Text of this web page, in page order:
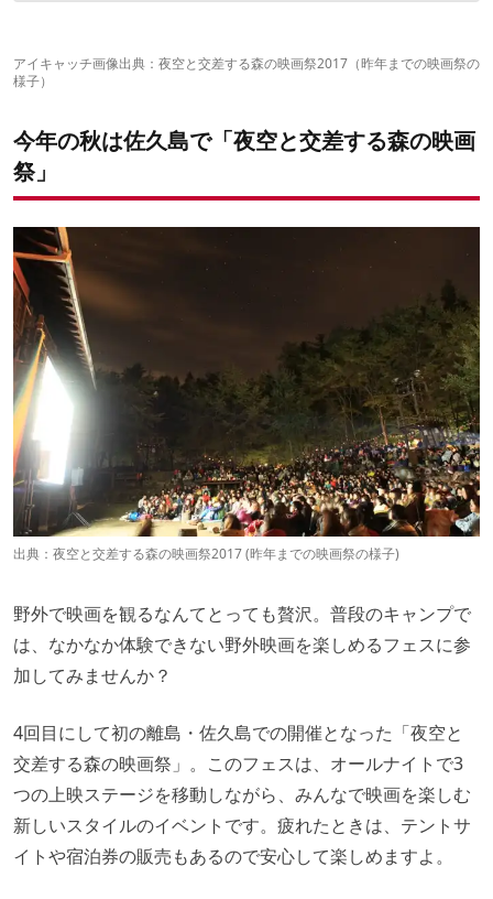
アイキャッチ画像出典： 夜空と交差する森の映画祭2017 （昨年までの映画祭の
様子）
今年の秋は佐久島で「夜空と交差する森の映画
祭」
出典： 夜空と交差する森の映画祭2017(昨年までの映画祭の様子)
野外で映画を観るなんてとっても贅沢。普段のキャンプで
は、なかなか体験できない野外映画を楽しめるフェスに参
加してみませんか？
4回目にして初の離島・佐久島での開催となった「夜空と
交差する森の映画祭」。このフェスは、オールナイトで3
つの上映ステージを移動しながら、みんなで映画を楽しむ
新しいスタイルのイベントです。疲れたときは、テントサ
イトや宿泊券の販売もあるので安心して楽しめますよ。